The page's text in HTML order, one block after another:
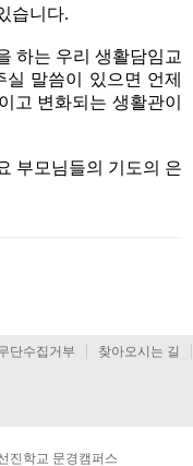
습니다.
하는 우리 생활담임교
말씀이 있으면 언제
고 변화되는 생활관이
부모님들의 기도의 은
단수집거부 찾아오시는 길
진학교 문경캠퍼스